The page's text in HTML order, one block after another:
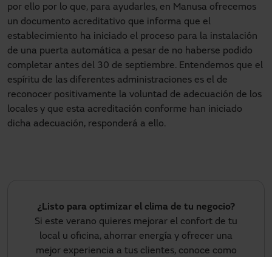
por ello por lo que, para ayudarles, en Manusa ofrecemos
un documento acreditativo que informa que el
establecimiento ha iniciado el proceso para la instalación
de una puerta automática a pesar de no haberse podido
completar antes del 30 de septiembre. Entendemos que el
espíritu de las diferentes administraciones es el de
reconocer positivamente la voluntad de adecuación de los
locales y que esta acreditación conforme han iniciado
dicha adecuación, responderá a ello.
¿Listo para optimizar el clima de tu negocio?
Si este verano quieres mejorar el confort de tu
local u oficina, ahorrar energía y ofrecer una
mejor experiencia a tus clientes, conoce como